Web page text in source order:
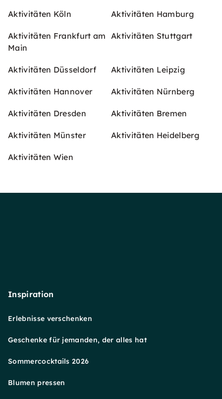
Aktivitäten Köln Aktivitäten Hamburg
Aktivitäten Frankfurt am
Main
Aktivitäten Stuttgart
Aktivitäten Düsseldorf Aktivitäten Leipzig
Aktivitäten Hannover Aktivitäten Nürnberg
Aktivitäten Dresden Aktivitäten Bremen
Aktivitäten Münster Aktivitäten Heidelberg
Aktivitäten Wien
Inspiration
Erlebnisse verschenken
Geschenke für jemanden, der alles hat
Sommercocktails 2026
Blumen pressen